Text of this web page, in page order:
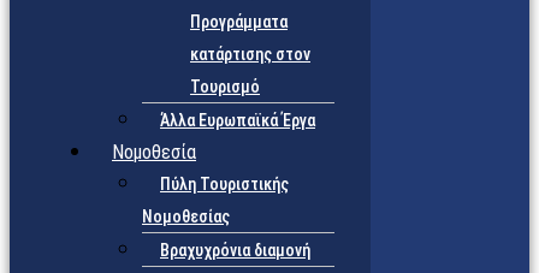
Προγράμματα
κατάρτισης στον
Τουρισμό
Άλλα Ευρωπαϊκά Έργα
Νομοθεσία
Πύλη Τουριστικής
Νομοθεσίας
Βραχυχρόνια διαμονή